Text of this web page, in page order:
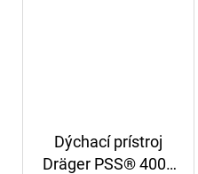
Dýchací prístroj
Dräger PSS® 4000